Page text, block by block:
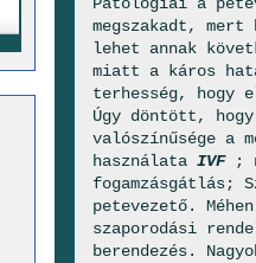
megszakadt,
lehet annak
miatt a káros
terhesség, hogy
Úgy döntött,
valószínűsége a
használata IVF
;
fogamzásgátlás;
petevezető.
szaporodási
berendezés.